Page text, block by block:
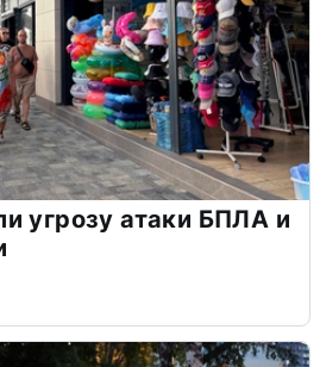
угрозу атаки БПЛА и